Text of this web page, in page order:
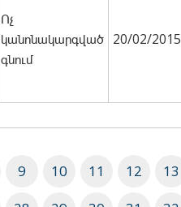
Ոչ
կանոնակարգված
գնում
20/02/2015
9 10 11 12 13